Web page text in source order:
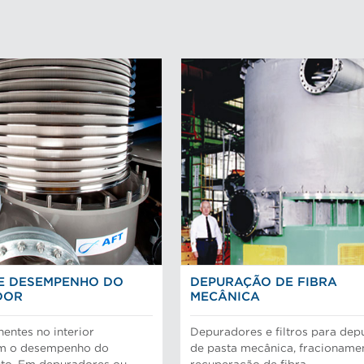
DESEMPENHO DO
no interior
o desempenho do
DEPURAÇÃO DE FIBRA
MECÂNICA
Depuradores e filtros para
de pasta mecânica,